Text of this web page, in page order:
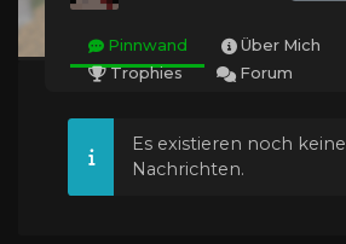
Pinnwand Über Mich
Trophies
Forum
Es existieren noch
Nachrichten.